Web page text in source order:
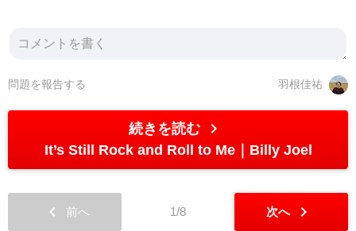
羽根佳祐
問題を報告する
続きを読む chevron_right
It’s Still Rock and Roll to Me Billy Joel
chevron_left 前へ 1/8 次へ chevron_right